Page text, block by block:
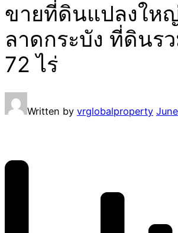
ขายที่ดินแปลงให
ลาดกระบัง ที่ดินร
72 ไร่
Written by vrglobalproperty